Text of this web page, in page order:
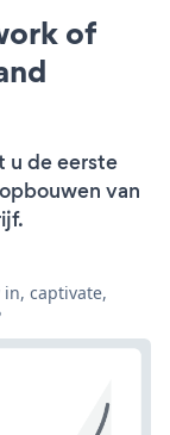
of
u de eerste
van
captivate,